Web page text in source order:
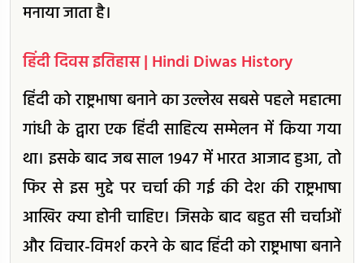
मनाया जाता है।
हिंदी दिवस इतिहास | Hindi Diwas History
हिंदी को राष्ट्रभाषा बनाने का उल्लेख सबसे पहले महात्मा
गांधी के द्वारा एक हिंदी साहित्य सम्मेलन में किया गया
था। इसके बाद जब साल 1947 में भारत आजाद हुआ, तो
फिर से इस मुद्दे पर चर्चा की गई की देश की राष्ट्रभाषा
आखिर क्या होनी चाहिए। जिसके बाद बहुत सी चर्चाओं
और विचार-विमर्श करने के बाद हिंदी को राष्ट्रभाषा बनाने